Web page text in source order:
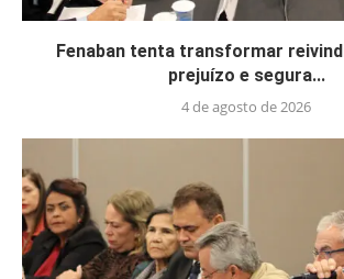
Fenaban tenta transformar
prejuízo e segura...
4 de agosto de 2026